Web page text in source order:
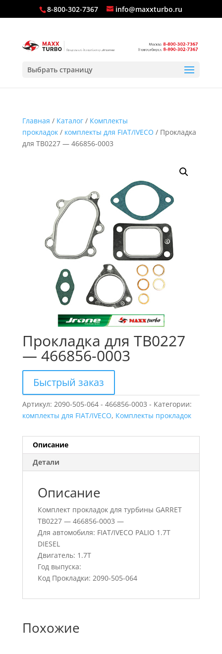
8-800-302-7367 info@maxxturbo.ru
Выбрать страницу
Главная / Каталог/ Комплекты
прокладок/ комплекты для FIAT/IVECO / Прокладка
для TB0227 — 466856-0003
Прокладка для TB0227
— 466856-0003
Быстрый заказ
Артикул: 2090-505-064 - 466856-0003 - Категории:
комплекты для FIAT/IVECO, Комплекты прокладок
Описание
Детали
Описание
Комплект прокладок для турбины GARRET
TB0227 — 466856-0003 —
Для автомобиля: FIAT/IVECO PALIO 1.7T
DIESEL
Двигатель: 1.7T
Год выпуска:
Код Прокладки: 2090-505-064
Похожие